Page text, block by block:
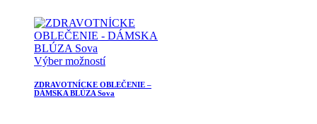
Výber možností
ZDRAVOTNÍCKE OBLEČENIE –
DÁMSKA BLÚZA Sova